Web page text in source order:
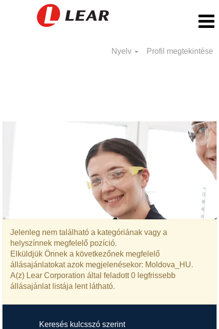
Nyelv Profil megtekintése
Jelenleg nem található a kategóriának vagy a
helyszínnek megfelelő pozíció.
Elküldjük Önnek a következőnek megfelelő
állásajánlatokat azok megjelenésekor: Moldova_HU.
A(z) Lear Corporation által feladott 0 legfrissebb
állásajánlat listája lent látható.
Keresés kulcsszó szerint